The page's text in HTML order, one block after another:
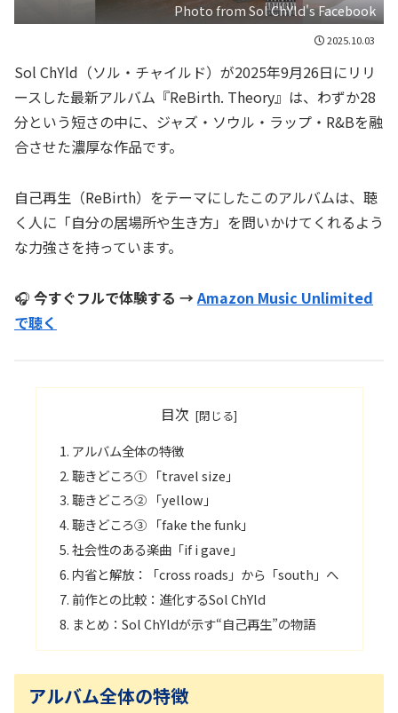
Photo from Sol ChYld's Facebook
2025.10.03
Sol ChYld（ソル・チャイルド）が2025年9月26日にリリ
ースした最新アルバム『ReBirth. Theory』は、わずか28
分という短さの中に、ジャズ・ソウル・ラップ・R&Bを融
合させた濃厚な作品です。
自己再生（ReBirth）をテーマにしたこのアルバムは、聴
く人に「自分の居場所や生き方」を問いかけてくれるよう
な力強さを持っています。
🎧 今すぐフルで体験する →Amazon Music Unlimited
で聴く
目次
アルバム全体の特徴
聴きどころ① 「travel size」
聴きどころ② 「yellow」
聴きどころ③ 「fake the funk」
社会性のある楽曲「if i gave」
内省と解放：「cross roads」から「south」へ
前作との比較：進化するSol ChYld
まとめ：Sol ChYldが示す“自己再生”の物語
アルバム全体の特徴